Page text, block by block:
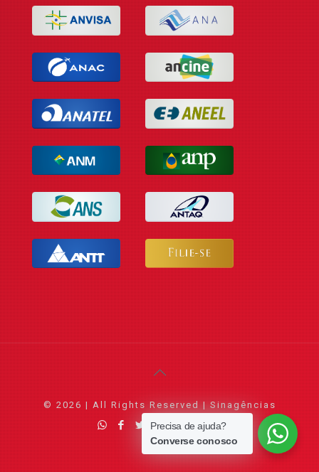
© 2026 | All Rights Reserved | Sinagências
Precisa de ajuda?
Converse conosco